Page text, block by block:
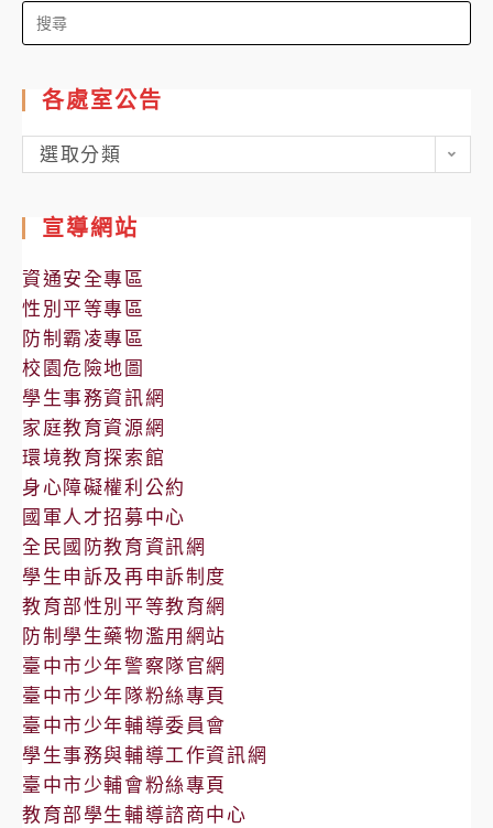
Search
for:
各處室公告
各
處
公
告
選取分類
宣導網站
資通安全專區
性別平等專區
防制霸凌專區
校園危險地圖
學生事務資訊網
家庭教育資源網
環境教育探索館
身心障礙權利公約
國軍人才招募中心
全民國防教育資訊網
學生申訴及再申訴制度
教育部性別平等教育網
防制學生藥物濫用網站
臺中市少年警察隊官網
臺中市少年隊粉絲專頁
臺中市少年輔導委員會
學生事務與輔導工作資訊網
臺中市少輔會粉絲專頁
教育部學生輔導諮商中心